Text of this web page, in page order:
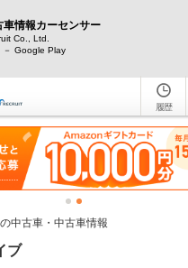
車情報カーセンサー
Co., Ltd.
－ Google Play
履歴
中古車・中古車情報
ブ